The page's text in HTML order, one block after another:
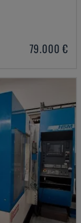
79.000 €